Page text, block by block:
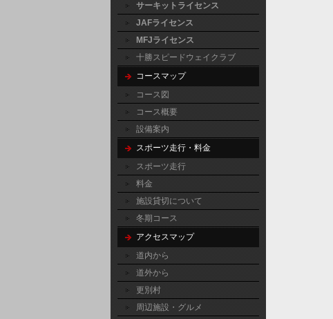
サーキットライセンス
JAFライセンス
MFJライセンス
十勝スピードウェイクラブ
コースマップ
コース図
コース概要
設備案内
スポーツ走行・料金
スポーツ走行
料金
施設貸切について
冬期コース
アクセスマップ
道内から
道外から
更別村
周辺施設・グルメ